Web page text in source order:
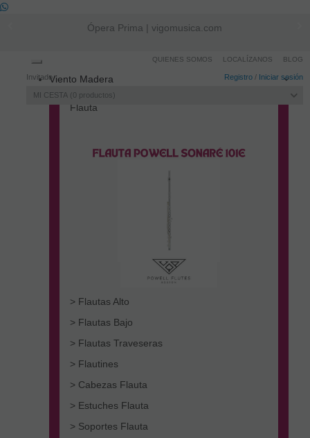
Ópera Prima | vigomusica.com
Invitado Registro / Iniciar sesión
MI CESTA 0 productos
QUIENES SOMOS LOCALÍZANOS BLOG
navigation
Viento Madera
Flauta
> Flautas Alto
> Flautas Bajo
> Flautas Traveseras
> Flautines
> Cabezas Flauta
> Estuches Flauta
> Soportes Flauta